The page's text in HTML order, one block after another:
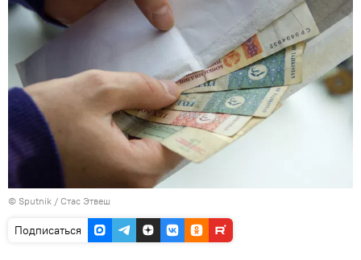
© Sputnik / Стас Этвеш
Подписаться